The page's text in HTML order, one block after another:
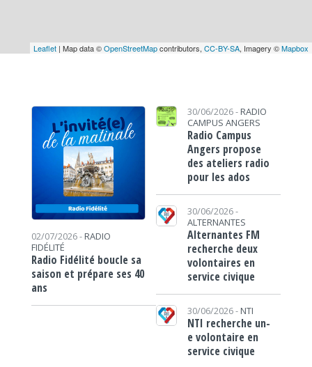
Leaflet | Map data ©OpenStreetMapcontributors, CC-BY-SA, Imagery ©Mapbox
02/07/2026 - RADIO
FIDÉLITÉ
Radio Fidélité boucle sa
saison et prépare ses 40
ans
30/06/2026 - RADIO
CAMPUS ANGERS
Radio Campus
Angers propose
des ateliers radio
pour les ados
30/06/2026 -
ALTERNANTES
Alternantes FM
recherche deux
volontaires en
service civique
30/06/2026 - NTI
NTI recherche un-
e volontaire en
service civique